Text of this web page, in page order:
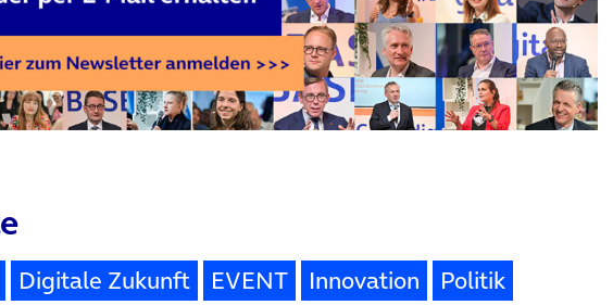
Digitale Zukunft EVENT Innovation Politik